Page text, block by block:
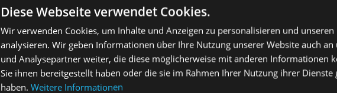
DR SEIDEL Jodophor Shampoo
mit Spülung 220ml
8,50 €
In den Warenkorb
DR SEIDEL trenex
In
Diese Webseite verwendet Cookies.
Wir verwenden Cookies, um Inhalte und Anzeigen zu personalisieren und
analysieren. Wir geben Informationen über Ihre Nutzung unserer Website auch an
und Analysepartner weiter, die diese möglicherweise mit anderen Informationen
Sie ihnen bereitgestellt haben oder die sie im Rahmen Ihrer Nutzung ihrer Dienste
haben. Weitere Informationen